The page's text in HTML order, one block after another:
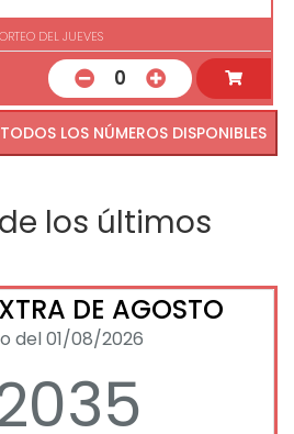
DEL JUEVES
0
VER TODOS LOS NÚMEROS DISPONIBLES
los últimos
DE AGOSTO
del 01/08/2026